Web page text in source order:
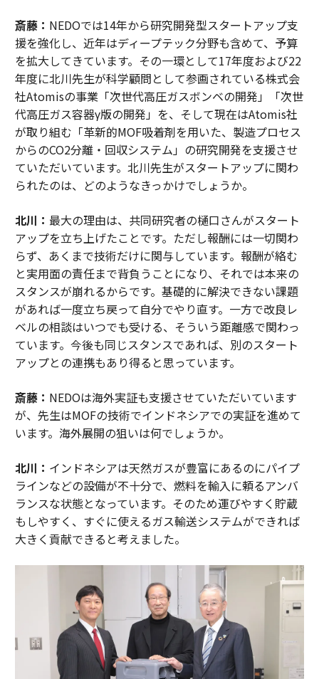
斎藤： NEDOでは14年から研究開発型スタートアップ支
援を強化し、近年はディープテック分野も含めて、予算
を拡大してきています。その一環として17年度および22
年度に北川先生が科学顧問として参画されている株式会
社Atomisの事業「次世代高圧ガスボンベの開発」「次世
代高圧ガス容器γ版の開発」を、そして現在はAtomis社
が取り組む「革新的MOF吸着剤を用いた、製造プロセス
からのCO2分離・回収システム」の研究開発を支援させ
ていただいています。北川先生がスタートアップに関わ
られたのは、どのようなきっかけでしょうか。
北川： 最大の理由は、共同研究者の樋口さんがスタート
アップを立ち上げたことです。ただし報酬には一切関わ
らず、あくまで技術だけに関与しています。報酬が絡む
と実用面の責任まで背負うことになり、それでは本来の
スタンスが崩れるからです。基礎的に解決できない課題
があれば一度立ち戻って自分でやり直す。一方で改良レ
ベルの相談はいつでも受ける、そういう距離感で関わっ
ています。今後も同じスタンスであれば、別のスタート
アップとの連携もあり得ると思っています。
斎藤： NEDOは海外実証も支援させていただいています
が、先生はMOFの技術でインドネシアでの実証を進めて
います。海外展開の狙いは何でしょうか。
北川： インドネシアは天然ガスが豊富にあるのにパイプ
ラインなどの設備が不十分で、燃料を輸入に頼るアンバ
ランスな状態となっています。そのため運びやすく貯蔵
もしやすく、すぐに使えるガス輸送システムができれば
大きく貢献できると考えました。